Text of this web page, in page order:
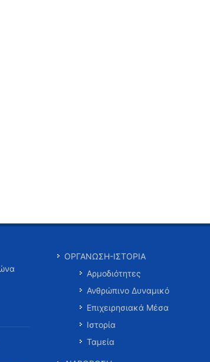
ΟΡΓΑΝΩΣΗ-ΙΣΤΟΡΙΑ
Αρμοδιότητες
Ανθρώπινο Δυναμικό
Επιχειρησιακά Μέσα
Ιστορία
Ταμεία